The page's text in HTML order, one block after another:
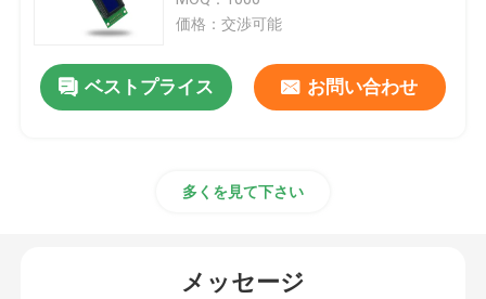
tftのカラー ディスプレイ
価格：交渉可能
ベストプライス お問い合わせ
多くを見て下さい
メッセージ